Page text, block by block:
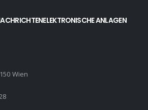
ANLAGEN
Wien